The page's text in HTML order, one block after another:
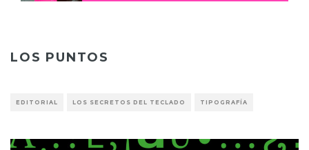
LOS PUNTOS
EDITORIAL LOS SECRETOS DEL TECLADO TIPOGRAFÍA